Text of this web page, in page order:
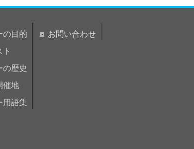
の目的
ト
の歴史
催地
用語集
お問い合わせ